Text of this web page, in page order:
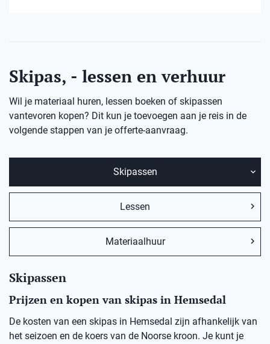
Skipas, - lessen en verhuur
Wil je materiaal huren, lessen boeken of skipassen
vantevoren kopen? Dit kun je toevoegen aan je reis in de
volgende stappen van je offerte-aanvraag.
Skipassen
Lessen
Materiaalhuur
Skipassen
Prijzen en kopen van skipas in Hemsedal
De kosten van een skipas in Hemsedal zijn afhankelijk van
het seizoen en de koers van de Noorse kroon. Je kunt je